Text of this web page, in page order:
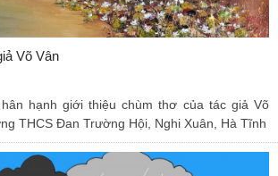
Võ Vân
hạnh giới thiệu chùm thơ của tác giả Võ
THCS Đan Trường Hội, Nghi Xuân, Hà Tĩnh